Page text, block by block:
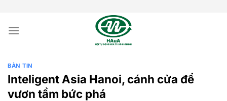
nội
BẢN TIN
Inteligent Asia Hanoi, cánh cửa để
vươn tầm bức phá